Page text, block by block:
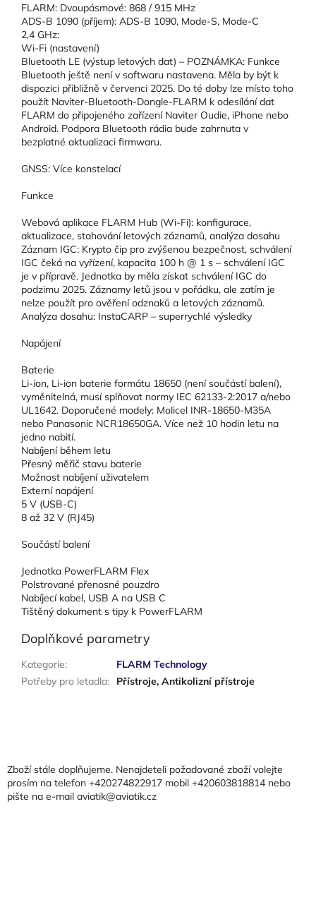
FLARM: Dvoupásmové: 868 / 915 MHz
ADS-B 1090 (příjem): ADS-B 1090, Mode-S, Mode-C
2,4 GHz:
Wi-Fi (nastavení)
Bluetooth LE (výstup letových dat) – POZNÁMKA: Funkce
Bluetooth ještě není v softwaru nastavena. Měla by být k
dispozici přibližně v červenci 2025. Do té doby lze místo toho
použít Naviter-Bluetooth-Dongle-FLARM k odesílání dat
FLARM do připojeného zařízení Naviter Oudie, iPhone nebo
Android. Podpora Bluetooth rádia bude zahrnuta v
bezplatné aktualizaci firmwaru.
GNSS: Více konstelací
Funkce
Webová aplikace FLARM Hub (Wi-Fi): konfigurace,
aktualizace, stahování letových záznamů, analýza dosahu
Záznam IGC: Krypto čip pro zvýšenou bezpečnost, schválení
IGC čeká na vyřízení, kapacita 100 h @ 1 s – schválení IGC
je v přípravě. Jednotka by měla získat schválení IGC do
podzimu 2025. Záznamy letů jsou v pořádku, ale zatím je
nelze použít pro ověření odznaků a letových záznamů.
Analýza dosahu: InstaCARP – superrychlé výsledky
Napájení
Baterie
Li-ion, Li-ion baterie formátu 18650 (není součástí balení),
vyměnitelná, musí splňovat normy IEC 62133-2:2017 a/nebo
UL1642. Doporučené modely: Molicel INR-18650-M35A
nebo Panasonic NCR18650GA. Více než 10 hodin letu na
jedno nabití.
Nabíjení během letu
Přesný měřič stavu baterie
Možnost nabíjení uživatelem
Externí napájení
5 V (USB-C)
8 až 32 V (RJ45)
Součástí balení
Jednotka PowerFLARM Flex
Polstrované přenosné pouzdro
Nabíjecí kabel, USB A na USB C
Tištěný dokument s tipy k PowerFLARM
Doplňkové parametry
Kategorie:
FLARM Technology
Potřeby pro letadla: Přístroje, Antikolizní přístroje
aZboží stále doplňujeme. Nenajdeteli požadované zboží volejte
prosím na telefon +420274822917 mobil +420603818814 nebo
pište na e-mail aviatik@aviatik.cz